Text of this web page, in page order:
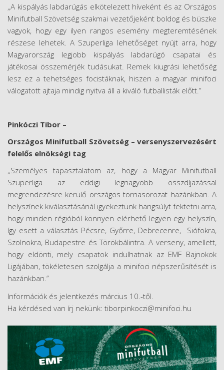
„A kispályás labdarúgás elkötelezett híveként és az Országos
Minifutball Szövetség szakmai vezetőjeként boldog és büszke
vagyok, hogy egy ilyen rangos esemény megteremtésének
részese lehetek. A Szuperliga lehetőséget nyújt arra, hogy
Magyarország legjobb kispályás labdarúgó csapatai és
játékosai összemérjék tudásukat. Remek kiugrási lehetőség
lesz ez a tehetséges focistáknak, hiszen a magyar minifoci
válogatott ajtaja mindig nyitva áll a kiváló futballisták előtt.”
Pinkóczi Tibor –
Országos Minifutball Szövetség – versenyszervezésért
felelős elnökségi tag
„Személyes tapasztalatom az, hogy a Magyar Minifutball
Szuperliga az eddigi legnagyobb összdíjazással
megrendezésre kerülő országos tornasorozat hazánkban. A
helyszínek kiválasztásánál igyekeztünk hangsúlyt fektetni arra,
hogy minden régióból könnyen elérhető legyen egy helyszín,
így esett a választás Pécsre, Győrre, Debrecenre, Siófokra,
Szolnokra, Budapestre és Törökbálintra. A verseny, amellett,
hogy eldönti, mely csapatok indulhatnak az EMF Bajnokok
Ligájában, tökéletesen szolgálja a minifoci népszerűsítését is
hazánkban.”
Információk és jelentkezés március 10.-től.
​Ha kérdésed van írj nekünk: tiborpinkoczi@minifoci.hu